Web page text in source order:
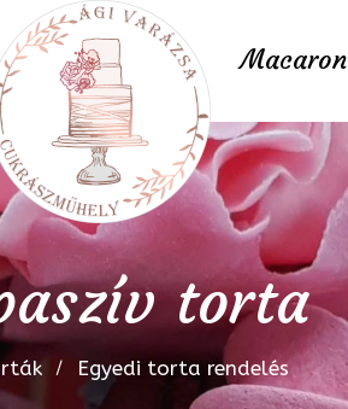
Macaron
torta
Egyedi torta rendelés